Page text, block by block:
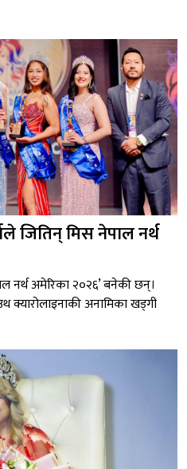
जितिन् मिस नेपाल नर्थ
नर्थ अमेरिका २०२६’ बनेकी छन्।
क्यारोलाइनाकी अनामिका खड्गी